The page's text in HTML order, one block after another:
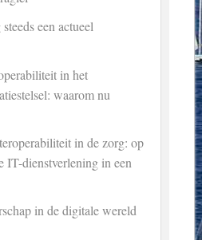
een actueel
in het
waarom nu
in de zorg: op
IT-dienstverlening in een
in de digitale wereld